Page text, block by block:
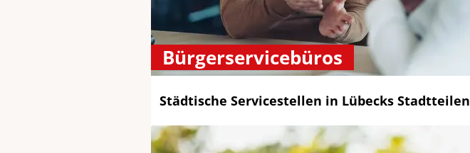
Bürgerservicebüros
Städtische Servicestellen in Lübecks Stadtteilen